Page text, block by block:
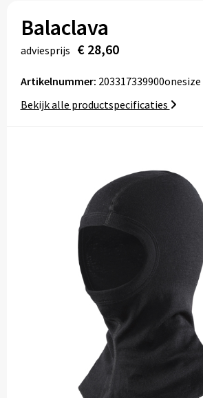
Caps, Mutsen & Sjaals
Handdoeken & Dekens
Balaclava
adviesprijs € 28,60
Artikelnummer: 203317339900onesize
Bekijk alle productspecificaties